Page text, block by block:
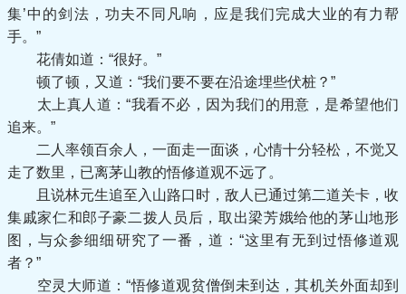
集’中的剑法，功夫不同凡响，应是我们完成大业的有力帮
手。”
花倩如道：“很好。”
顿了顿，又道：“我们要不要在沿途埋些伏桩？”
太上真人道：“我看不必，因为我们的用意，是希望他们
追来。”
二人率领百余人，一面走一面谈，心情十分轻松，不觉又
走了数里，已离茅山教的悟修道观不远了。
且说林元生追至入山路口时，敌人已通过第二道关卡，收
集戚家仁和郎子豪二拨人员后，取出梁芳娥给他的茅山地形
图，与众参细细研究了一番，道：“这里有无到过悟修道观
者？”
空灵大师道：“悟修道观贫僧倒未到达，其机关外面却到